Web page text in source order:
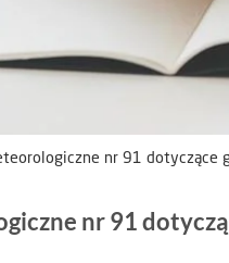
nr 91 dotyczące
nr 91